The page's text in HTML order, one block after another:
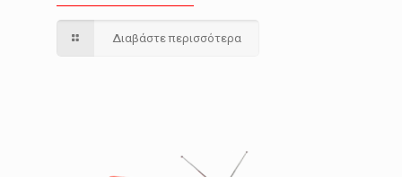
Διαβάστε περισσότερα